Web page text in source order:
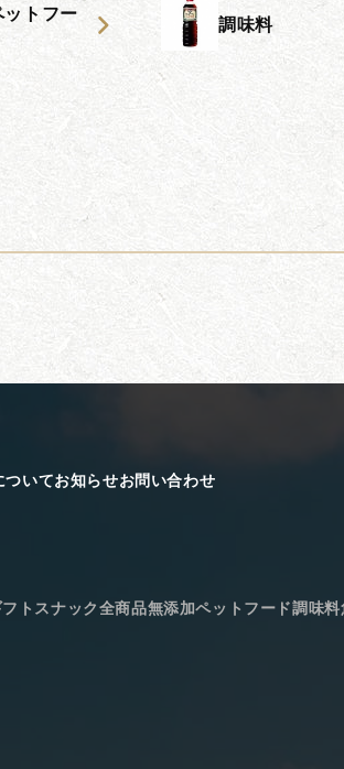
トフー
調味料
ついてお知らせお問い合わせ
ト スナック全商品無添加ペットフード調味料